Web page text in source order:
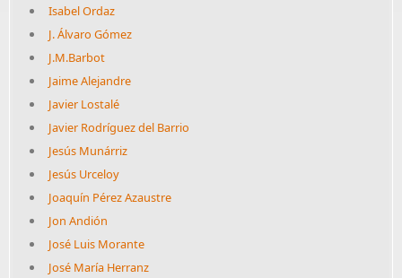
Isabel Ordaz
J. Álvaro Gómez
J.M.Barbot
Jaime Alejandre
Javier Lostalé
Javier Rodríguez del Barrio
Jesús Munárriz
Jesús Urceloy
Joaquín Pérez Azaustre
Jon Andión
José Luis Morante
José María Herranz